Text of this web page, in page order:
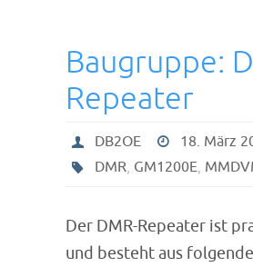
Baugruppe:
Repeater
DB2OE 18. März
DMR, GM1200E,
Der DMR-Repeater ist
und besteht aus